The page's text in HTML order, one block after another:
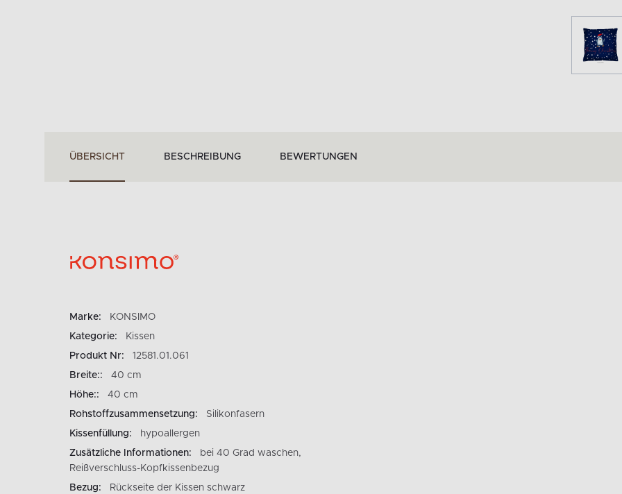
ÜBERSICHT BESCHREIBUNG BEWERTUNGEN
Marke:
KONSIMO
Kategorie:
Kissen
Produkt Nr:
12581.01.061
Breite::
40 cm
Höhe::
40 cm
Rohstoffzusammensetzung:
Silikonfasern
Kissenfüllung:
hypoallergen
Zusätzliche Informationen:
bei 40 Grad waschen,
Reißverschluss-Kopfkissenbezug
Bezug:
Rückseite der Kissen schwarz